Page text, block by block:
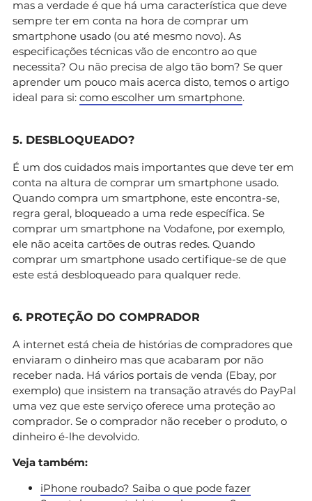
mas a verdade é que há uma característica que deve
sempre ter em conta na hora de comprar um
smartphone usado (ou até mesmo novo). As
especificações técnicas vão de encontro ao que
necessita? Ou não precisa de algo tão bom? Se quer
aprender um pouco mais acerca disto, temos o artigo
ideal para si: como escolher um smartphone.
5. DESBLOQUEADO?
É um dos cuidados mais importantes que deve ter em
conta na altura de comprar um smartphone usado.
Quando compra um smartphone, este encontra-se,
regra geral, bloqueado a uma rede específica. Se
comprar um smartphone na Vodafone, por exemplo,
ele não aceita cartões de outras redes. Quando
comprar um smartphone usado certifique-se de que
este está desbloqueado para qualquer rede.
6. PROTEÇÃO DO COMPRADOR
A internet está cheia de histórias de compradores que
enviaram o dinheiro mas que acabaram por não
receber nada. Há vários portais de venda (Ebay, por
exemplo) que insistem na transação através do PayPal
uma vez que este serviço oferece uma proteção ao
comprador. Se o comprador não receber o produto, o
dinheiro é-lhe devolvido.
Veja também:
iPhone roubado? Saiba o que pode fazer